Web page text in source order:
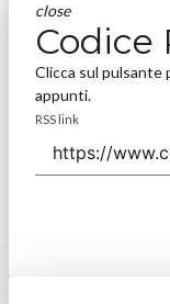
close
Codice
Clicca sul pulsante
appunti.
RSS link